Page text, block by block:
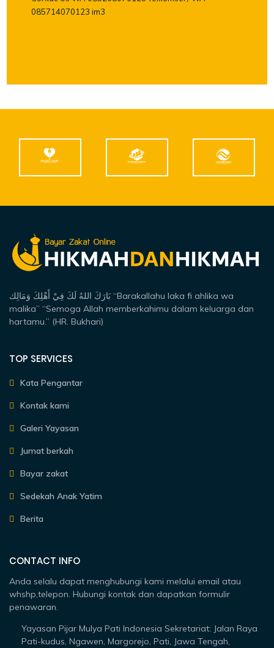
085714070123 im3
بَارَكَ اللهُ لَكَ فِيْ أَهْلِكَ وَمَالِك “Barakallahu laka fi ahlika wa
malika” “Semoga Allah memberkahimu dalam keluarga dan
hartamu.” (HR. Bukhari)
TOP SERVICES
Kata Pengantar
Kontak kami
Galeri Yayasan
Jumat berkah
Bayar zakat
Sedekah Anak Yatim
Berita
CONTACT INFO
Anda selalu dapat menghubungi kami melalui email atau
whshp,telepon. Hubungi kontak dan dapatkan formulir
penawaran.
Yayasan Pijar Mulya Pati Indonesia Sekretariat: Jalan Raya
Pati-kudus, Ngawen, Margorejo, Pati, Jawa Tengah,